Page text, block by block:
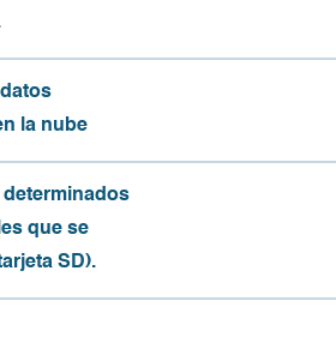
la nube
que se
SD).